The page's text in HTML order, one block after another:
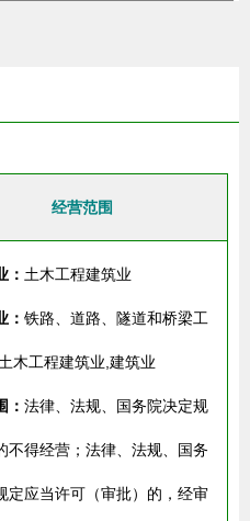
经营范围
： 土木工程建筑业
： 铁路、道路、隧道和桥梁工
木工程建筑业,建筑业
： 法律、法规、国务院决定规
不得经营；法律、法规、国务
定应当许可（审批）的，经审